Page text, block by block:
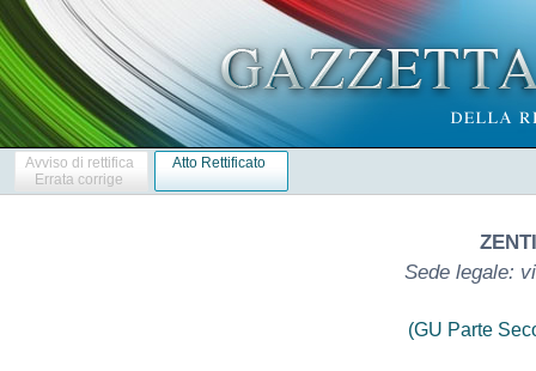
Avviso di rettifica
Errata corrige
Atto Rettificato
Sede legale:
(GU Parte